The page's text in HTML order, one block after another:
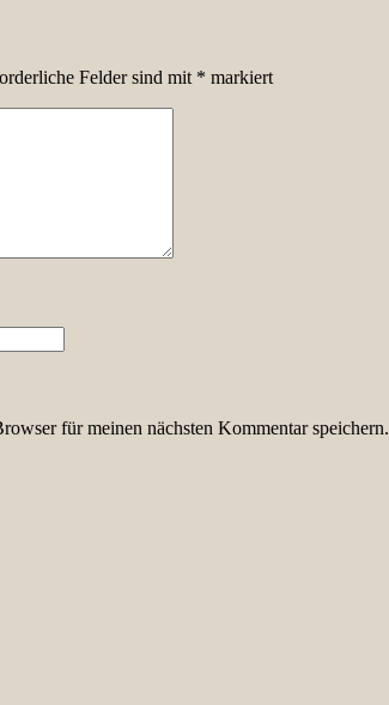
Felder sind mit * markiert
für meinen nächsten Kommentar speichern.